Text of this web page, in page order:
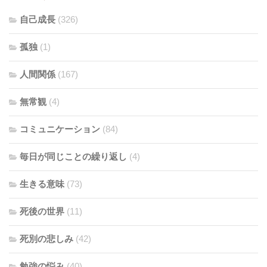
自己成長 (326)
孤独 (1)
人間関係 (167)
無常観 (4)
コミュニケーション (84)
毎日が同じことの繰り返し (4)
生きる意味 (73)
死後の世界 (11)
死別の悲しみ (42)